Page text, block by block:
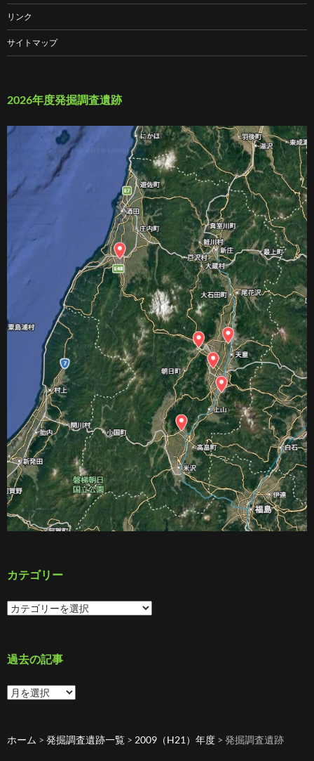
リンク
サイトマップ
2026年度発掘調査遺跡
カテゴリー
カ
テ
ー
過去の記事
過
去
事
ホーム > 発掘調査遺跡一覧 > 2009（H21）年度 > 発掘調査遺跡